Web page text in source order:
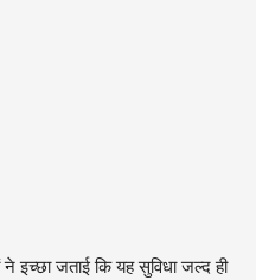
इच्छा जताई कि यह सुविधा जल्द ही